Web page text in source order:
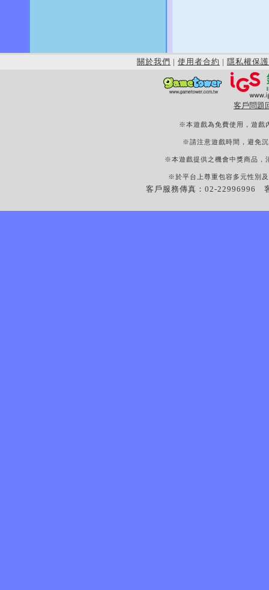
關於我們 | 使用者合約 | 隱私權保護
客戶問題
※本遊戲為免費使用，遊戲
※請注意遊戲時間，避免
※本遊戲提供之機會中獎商品，
※於平台上尊重包容多元性別
客戶服務傳真：02-22996996